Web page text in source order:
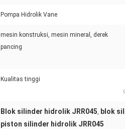
Pompa Hidrolik Vane
mesin konstruksi, mesin mineral, derek
pancing
Kualitas tinggi
Blok silinder hidrolik JRR045, blok
piston silinder hidrolik JRR045